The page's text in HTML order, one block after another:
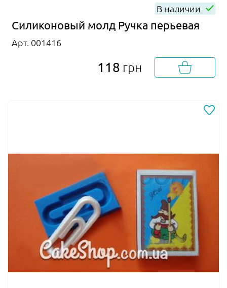
В наличии
Силиконовый молд Ручка перьевая
Арт. 001416
118 грн